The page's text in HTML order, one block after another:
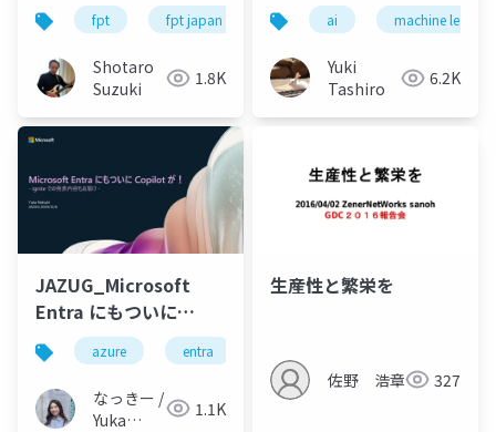
像とAzure OpenAI
Service を使ったアプ
リ開発、ソリューショ
ン事例のご紹介-公開版
fpt fpt japan fpt data & ai integration
Shotaro
Suzuki
1.8K
と上位解法
ai machine
Yuki
Tashiro
6.2K
JAZUG_Microsoft
Entra にもついに
Copilot が！- Ignite で
のアップデートもお届
け_20241206
azure entra
なっきー /
Yuka
1.1K
生産性と繁栄を
佐野 浩章 327